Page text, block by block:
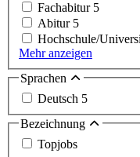
Fachabitur 5
Abitur 5
Hochschule/
Mehr anzeigen
Sprachen
Deutsch 5
Bezeichnung
Topjobs